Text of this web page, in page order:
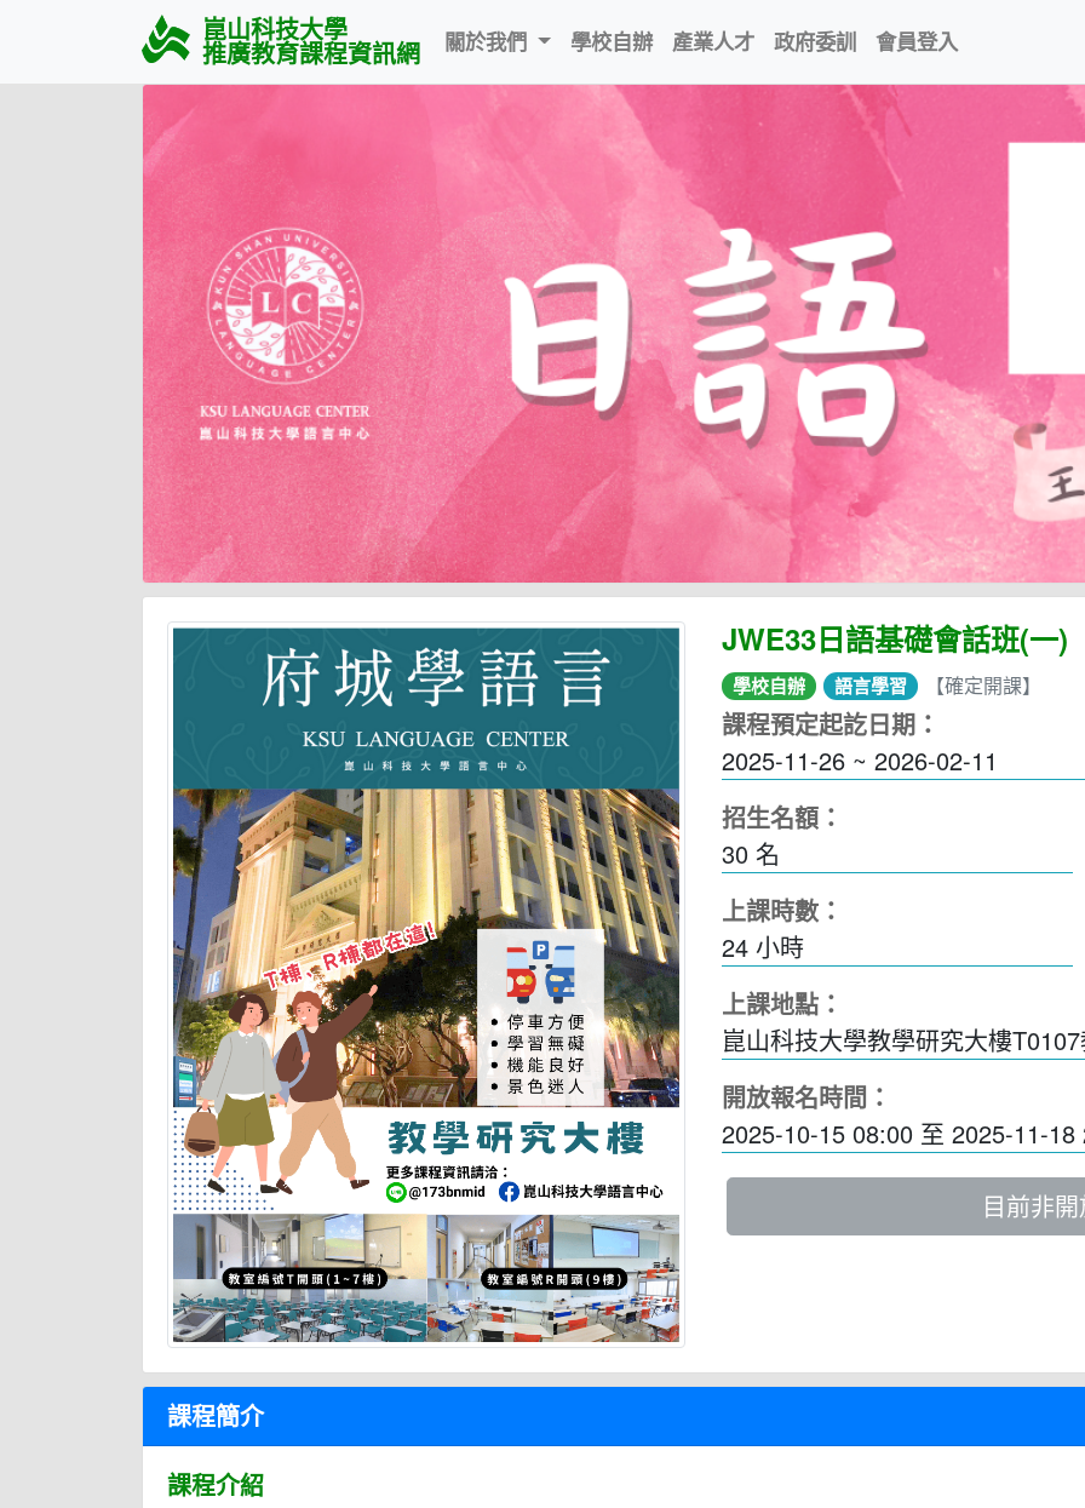
崑山科技大學
推廣教育課程資訊網 關於我們 學校自辦 產業人才 政府委訓 會員登入
JWE33日語基礎會話班(一)
學校自辦 語言學習 【確定開課】
課程預定起訖日期：
2025-11-26 ~ 2026-02-11
招生名額：
30 名
上課時數：
24小時
上課地點：
崑山科技大學教學研究大樓
開放報名時間：
2025-10-15 08:00 至 2025-11-18
目前非
課程簡介
課程介紹